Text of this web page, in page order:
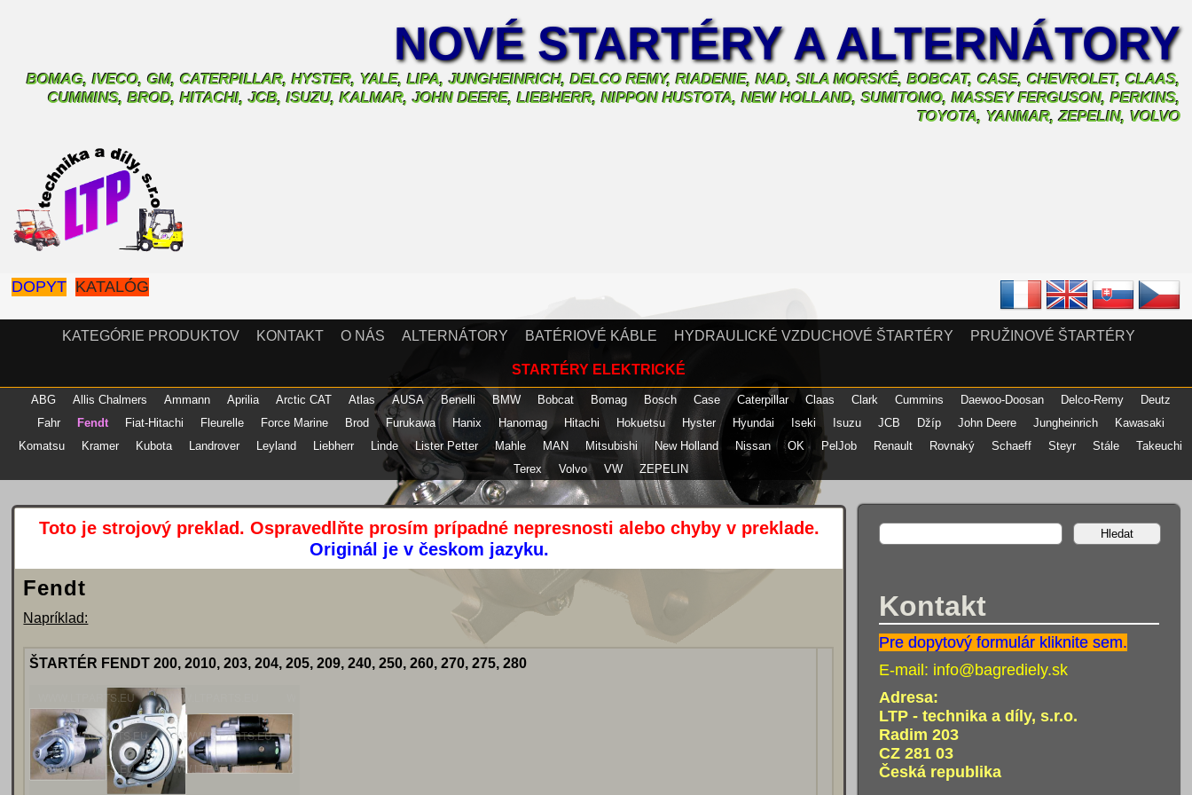
NOVÉ STARTÉRY A ALTERNÁTORY
BOMAG, IVECO, GM, CATERPILLAR, HYSTER, YALE, LIPA, JUNGHEINRICH, DELCO REMY, RIADENIE, NAD, SILA MORSKÉ, BOBCAT, CASE, CHEVROLET, CLAAS,
CUMMINS, BROD, HITACHI, JCB, ISUZU, KALMAR, JOHN DEERE, LIEBHERR, NIPPON HUSTOTA, NEW HOLLAND, SUMITOMO, MASSEY FERGUSON, PERKINS,
TOYOTA, YANMAR, ZEPELIN, VOLVO
DOPYT KATALÓG
KATEGÓRIE PRODUKTOV KONTAKT O NÁS ALTERNÁTORY BATÉRIOVÉ KÁBLE HYDRAULICKÉ VZDUCHOVÉ ŠTARTÉRY PRUŽINOVÉ ŠTARTÉRY
STARTÉRY ELEKTRICKÉ
ABG Allis Chalmers Ammann Aprilia Arctic CAT Atlas AUSA Benelli BMW Bobcat Bomag Bosch Case Caterpillar Claas Clark Cummins Daewoo-Doosan Delco-Remy
Deutz
Fahr
Fendt Fiat-Hitachi Fleurelle Force Marine Brod Furukawa Hanix Hanomag Hitachi Hokuetsu Hyster Hyundai Iseki Isuzu JCB Džíp John Deere Jungheinrich
Kawasaki
Komatsu
Kramer Kubota Landrover Leyland Liebherr Linde Lister Petter Mahle MAN Mitsubishi New Holland Nissan OK PelJob renault rovnaký Schaeff Steyr stále
Takeuchi
Terex
Volvo VW ZEPELIN
Kontakt
Pre dopytový formulár kliknite sem.
E-mail: info@bagrediely.sk
Adresa:
LTP - technika a díly, s.r.o.
Radim 203
CZ 281 03
Česká republika
Toto je strojový preklad. Ospravedlňte prosím prípadné nepresnosti alebo chyby v preklade.
Originál je v českom jazyku.
Fendt
Napríklad:
ŠTARTÉR FENDT 200, 2010, 203, 204, 205, 209, 240, 250, 260, 270, 275, 280